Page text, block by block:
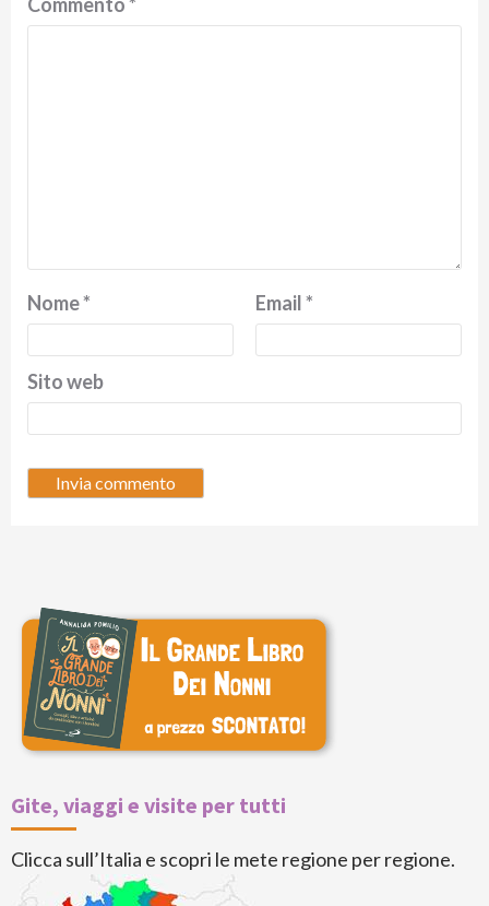
Nome* Email*
Sito web
Gite, viaggi e visite per tutti
Clicca sull’Italia e scopri le mete regione per regione.